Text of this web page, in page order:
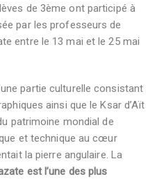
de 3ème ont participé à
par les professeurs de
entre le 13 mai et le 25 mai
partie culturelle consistant
ainsi que le Ksar d’Aït
patrimoine mondial de
et technique au cœur
la pierre angulaire. La
est l’une des plus